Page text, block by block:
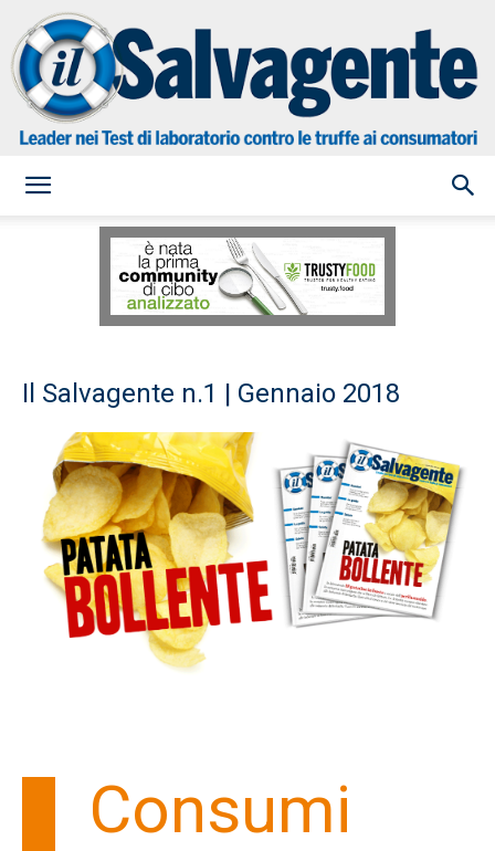
Salvagente
Il Salvagente n.1 | Gennaio 2018
Consumi